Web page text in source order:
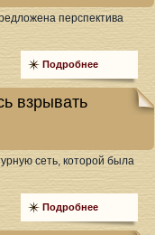
перспектива
Подробнее
взрывать
сеть, которой была
Подробнее